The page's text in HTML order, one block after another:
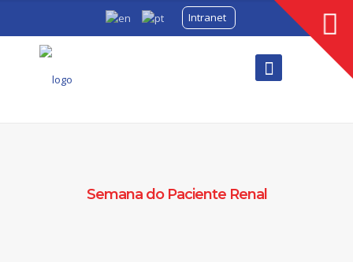
Intranet
Semana do Paciente Renal